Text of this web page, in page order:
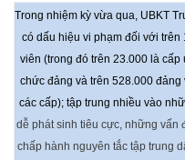
Trong nhiệm kỳ vừa qua, UBKT
có dấu hiệu vi phạm đối với
viên (trong đó trên 23.000 là
chức đảng và trên 528.000
các cấp); tập trung nhiều vào
dễ phát sinh tiêu cực, những vấn
chấp hành nguyên tắc tập trung